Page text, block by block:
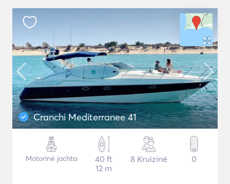
Cranchi Mediterranee 41
Motorinė jachta
40 ft
12 m
8 Kruizinė 0